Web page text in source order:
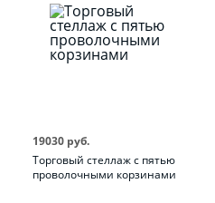
Торговый стеллаж с пятью
проволочными корзинами
19030 руб.